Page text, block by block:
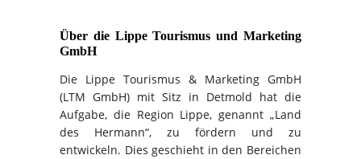
Über die Lippe Tourismus und Marketing
GmbH
Die Lippe Tourismus & Marketing GmbH
(LTM GmbH) mit Sitz in Detmold hat die
Aufgabe, die Region Lippe, genannt „Land
des Hermann“, zu fördern und zu
entwickeln. Dies geschieht in den Bereichen